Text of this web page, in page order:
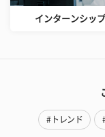
インターンシッ
#トレンド